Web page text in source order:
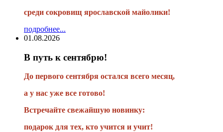
среди сокровищ ярославской майолики!
подробнее...
01.08.2026
В путь к сентябрю!
До первого сентября остался всего месяц,
а у нас уже все готово!
Встречайте свежайшую новинку:
подарок для тех, кто учится и учит!